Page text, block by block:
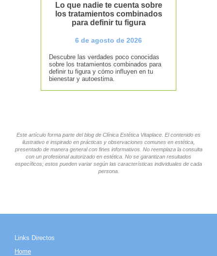
Lo que nadie te cuenta sobre
los tratamientos combinados
para definir tu figura
6 de agosto de 2026
Descubre las verdades poco conocidas
sobre los tratamientos combinados para
definir tu figura y cómo influyen en tu
bienestar y autoestima.
Este artículo forma parte del blog de Clínica Estética Vitaplace. El contenido es
ilustrativo e inspirado en prácticas y observaciones comunes en estética,
presentado de manera general con fines informativos. No reemplaza la consulta
con un profesional autorizado en estética. No se garantizan resultados
específicos; estos pueden variar según las características individuales de cada
persona.
Links Directos
Home